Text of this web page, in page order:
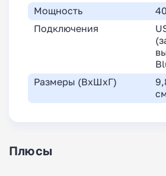
Мощность
Подключения
Размеры (ВхШхГ)
Плюсы